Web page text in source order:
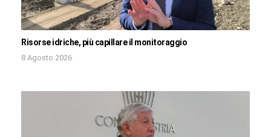
Risorse idriche, più capillare il monitoraggio
8 Agosto 2026